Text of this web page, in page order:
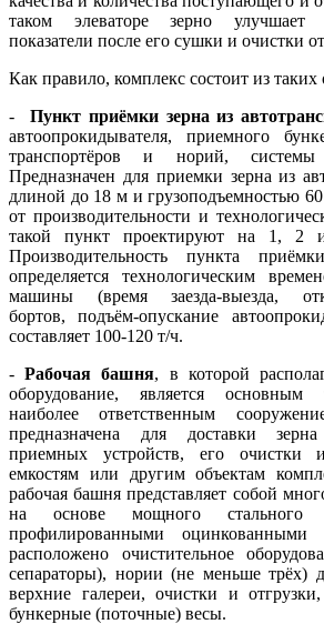
таком элеваторе зерно улучшает
показатели после его сушки и очистки
Как правило, комплекс состоит из таких
- Пункт приёмки зерна из
автоопрокидывателя, приемного
транспортёров и норий,
Предназначен для приемки зерна из
длиной до 18 м и грузоподъемностью
от производительности и
такой пункт проектируют на 1, 2
Производительность пункта
определяется технологическим
машины (время заезда-выезда,
бортов, подъём-опускание
составляет 100-120 т/ч.
-Рабочая башня, в которой
оборудование, является основным
наиболее ответственным
предназначена для доставки
приемных устройств, его очистки
емкостям или другим объектам
рабочая башня представляет собой
на основе мощного стального
профилированными
расположено очистительное
сепараторы), нории (не меньше трёх)
верхние галереи, очистки и
бункерные (поточные) весы.